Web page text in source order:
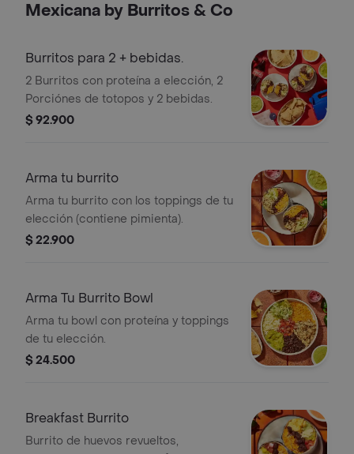
Mexicana by Burritos & Co
Burritos para 2 + bebidas.
2 Burritos con proteína a elección, 2
Porciónes de totopos y 2 bebidas.
$ 92.900
Arma tu burrito
Arma tu burrito con los toppings de tu
elección (contiene pimienta).
$ 22.900
Arma Tu Burrito Bowl
Arma tu bowl con proteína y toppings
de tu elección.
$ 24.500
Breakfast Burrito
Burrito de huevos revueltos,